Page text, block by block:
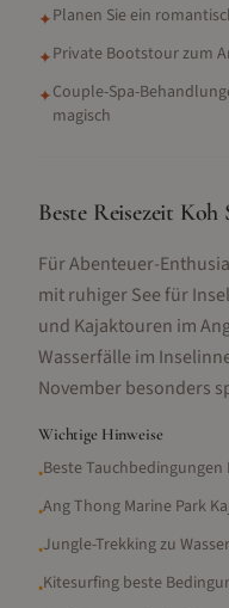
✦Planen Sie ein
✦Private Bootstour zum
✦Couple-Spa-
magisch
Beste Reisezeit
Für Abenteuer-
mit ruhiger See für
und Kajaktouren im
Wasserfälle im
November besonders
Wichtige Hinweise
•Beste
•Ang Thong Marine Park
•Jungle-Trekking zu
•Kitesurfing beste